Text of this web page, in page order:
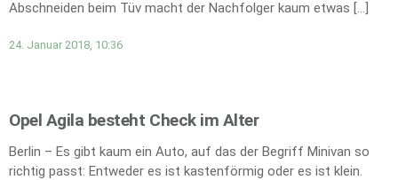
Abschneiden beim Tüv macht der Nachfolger kaum etwas […]
24. Januar 2018, 10:36
Opel Agila besteht Check im Alter
Berlin – Es gibt kaum ein Auto, auf das der Begriff Minivan so
richtig passt: Entweder es ist kastenförmig oder es ist klein.